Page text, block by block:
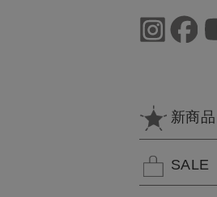
新商品
SALE